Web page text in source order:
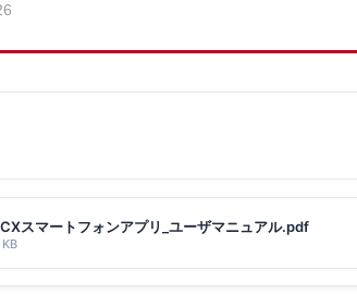
スマートフォンアプリ_ユーザマニュアル.pdf